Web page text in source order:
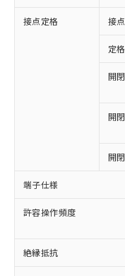
接点定格 接
定
開
開
開
端子仕様
許容操作頻度
絶縁抵抗
ご利用
以下の条件
本サー
商品の
(税抜)
当社制
本サー
在庫状
記載し
タに基
覧され
対応予定：EU
有に対応し
対応予定な
非含有に非
調査・確認
非含有の対
非該当品：
害物質有無
仕入先様の事
いたものが
むを得ず変更
鉛(Pb) 1000ppm
※1 中国
「○」：最大
基準値以下
「×」：最大
基準値を超
「－」：未確
*中国RoHS10物
Pb(鉛)
当社は
為替お
（以下
国政府